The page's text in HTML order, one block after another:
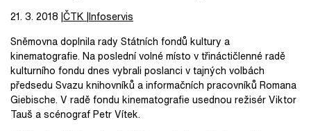
21. 3. 2018 ČTK Infoservis
Sněmovna doplnila rady Státních fondů kultury a
kinematografie. Na poslední volné místo v třináctičlenné radě
kulturního fondu dnes vybrali poslanci v tajných volbách
předsedu Svazu knihovníků a informačních pracovníků Romana
Giebische. V radě fondu kinematografie usednou režisér Viktor
Tauš a scénograf Petr Vítek.